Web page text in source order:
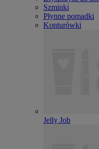
Szminki
Płynne pomadki
Konturówki
Jelly Job